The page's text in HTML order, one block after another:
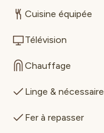
Cuisine équipée
Télévision
Chauffage
Linge & nécessaire
Fer à repasser